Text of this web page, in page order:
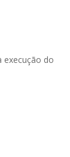
execução do